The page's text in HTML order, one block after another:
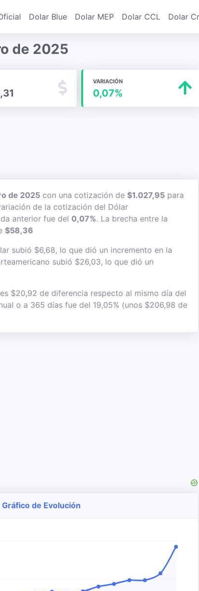
Dolar Blue Dolar MEP Dolar CCL Dolar
de 2025
VARIACIÓN
0,07%
de 2025 con una cotización de $1.027,95 para
de la cotización del Dólar
anterior fue del 0,07%. La brecha entre la
$58,36
subió $6,68, lo que dió un incremento en la
subió $26,03, lo que dió un
$20,92 de diferencia respecto al mismo día del
o a 365 días fue del 19,05% (unos $206,98 de
de Evolución